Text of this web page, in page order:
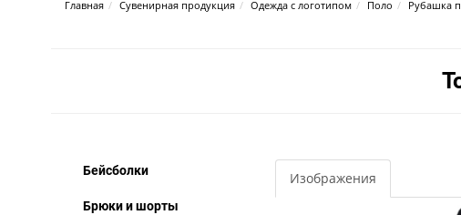
Главная Сувенирная продукция Одежда с логотипом Поло Рубашка
Бейсболки
Брюки и шорты
Изображения